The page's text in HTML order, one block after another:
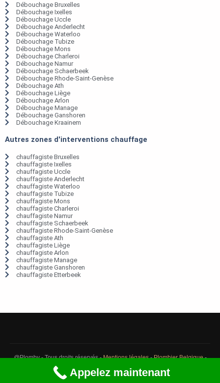
Débouchage Bruxelles
Débouchage Ixelles
Débouchage Uccle
Débouchage Anderlecht
Débouchage Waterloo
Débouchage Tubize
Débouchage Mons
Débouchage Charleroi
Débouchage Namur
Débouchage Schaerbeek
Débouchage Rhode-Saint-Genèse
Débouchage Ath
Débouchage Liège
Débouchage Arlon
Débouchage Manage
Débouchage Ganshoren
Débouchage Kraainem
Autres zones d'interventions chauffage
chauffagiste Bruxelles
chauffagiste Ixelles
chauffagiste Uccle
chauffagiste Anderlecht
chauffagiste Waterloo
chauffagiste Tubize
chauffagiste Mons
chauffagiste Charleroi
chauffagiste Namur
chauffagiste Schaerbeek
chauffagiste Rhode-Saint-Genèse
chauffagiste Ath
chauffagiste Liège
chauffagiste Arlon
chauffagiste Manage
chauffagiste Ganshoren
chauffagiste Etterbeek
@Plomby - Tous droits réservés -Mentions légales-Plombier Belgique-
Débouchage Belgique
Appelez maintenant